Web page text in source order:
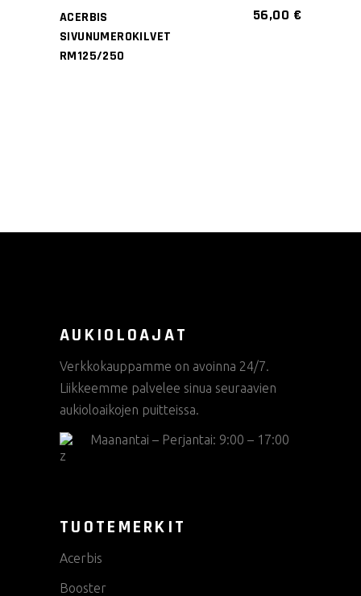
ACERBIS
SIVUNUMEROKILVET
RM125/250
56,00 €
AUKIOLOAJAT
Verkkokauppamme on avoinna 24/7.
Liikkeemme palvelee sinua seuraavien
aukioloaikojen puitteissa.
Maanantai – Perjantai: 9:00 – 17:00
TUOTEMERKIT
Acerbis
Booster